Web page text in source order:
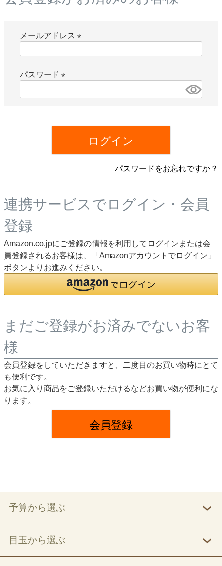
メールアドレス
パスワード
)
ログイン
パスワードをお忘れですか？
連携サービスでログイン・会員
登録
Amazon.co.jpにご登録の情報を利用してログインまたは会
員登録されるお客様は、「Amazonアカウントでログイン」
ボタンよりお進みください。
まだご登録がお済みでないお客
様
会員登録をしていただきますと、二度目のお買い物時にとて
も便利です。
お気に入り商品をご登録いただけるなどお買い物が便利にな
ります。
会員登録
予算から選ぶ
目玉から選ぶ